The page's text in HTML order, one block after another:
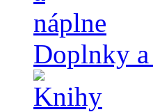
Doplnky